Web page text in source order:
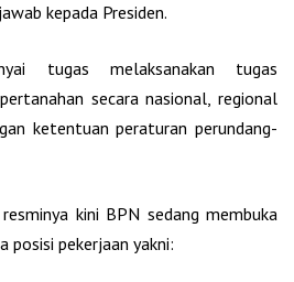
kepada Presiden.
tugas melaksanakan tugas
secara nasional, regional
ketentuan peraturan perundang-
kini BPN sedang membuka
posisi pekerjaan yakni: